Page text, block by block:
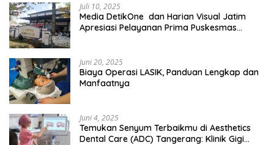
Juli 10, 2025
Media DetikOne dan Harian Visual Jatim
Apresiasi Pelayanan Prima Puskesmas
Juni 20, 2025
Biaya Operasi LASIK, Panduan Lengkap dan
Manfaatnya
Juni 4, 2025
Temukan Senyum Terbaikmu di Aesthetics
Dental Care (ADC) Tangerang: Klinik Gigi